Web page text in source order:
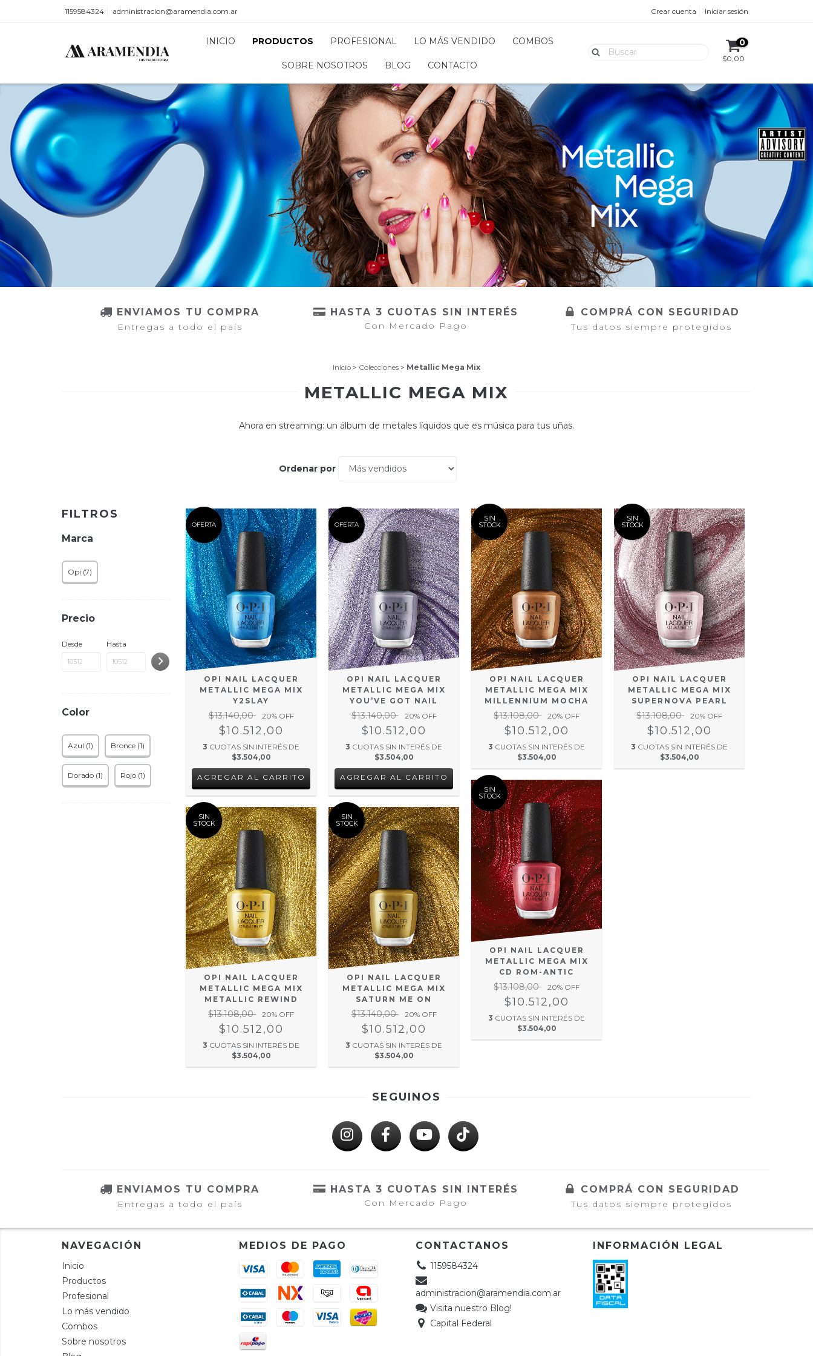
1159584324 administracion@aramendia.com.ar Crear cuenta Iniciar sesión
INICIO PRODUCTOS PROFESIONAL LO MÁS VENDIDO COMBOS
SOBRE NOSOTROS BLOG CONTACTO
0
$0,00
ENVIAMOS TU COMPRA
Entregas a todo el país
HASTA 3 CUOTAS SIN INTERÉS
Con Mercado Pago
COMPRÁ CON SEGURIDAD
Tus datos siempre protegidos
Inicio > Colecciones > Metallic Mega Mix
METALLIC MEGA MIX
Ahora en streaming: un álbum de metales líquidos que es música para tus uñas.
Ordenar por
FILTROS
Marca
Opi (7)
Precio
Desde Hasta
Color
Azul (1) Bronce (1)
Dorado (1) Rojo (1)
OFERTA
OPI NAIL LACQUER
METALLIC MEGA MIX
Y2SLAY
$13.140,00 20% OFF
$10.512,00
3 CUOTAS SIN INTERÉS DE
$3.504,00
OFERTA
OPI NAIL LACQUER
METALLIC MEGA MIX
YOU’VE GOT NAIL
$13.140,00 20% OFF
$10.512,00
3 CUOTAS SIN INTERÉS DE
$3.504,00
SIN
STOCK
OPI NAIL LACQUER
METALLIC MEGA MIX
MILLENNIUM MOCHA
$13.108,00 20% OFF
$10.512,00
3 CUOTAS SIN INTERÉS DE
$3.504,00
SIN
STOCK
OPI NAIL LACQUER
METALLIC MEGA MIX
SUPERNOVA PEARL
$13.108,00 20% OFF
$10.512,00
3 CUOTAS SIN INTERÉS DE
$3.504,00
SIN
STOCK
OPI NAIL LACQUER
METALLIC MEGA MIX
METALLIC REWIND
$13.108,00 20% OFF
$10.512,00
3 CUOTAS SIN INTERÉS DE
$3.504,00
SIN
STOCK
OPI NAIL LACQUER
METALLIC MEGA MIX
SATURN ME ON
$13.140,00 20% OFF
$10.512,00
3 CUOTAS SIN INTERÉS DE
$3.504,00
SIN
STOCK
OPI NAIL LACQUER
METALLIC MEGA MIX
CD ROM-ANTIC
$13.108,00 20% OFF
$10.512,00
3 CUOTAS SIN INTERÉS DE
$3.504,00
SEGUINOS
ENVIAMOS TU COMPRA
Entregas a todo el país
HASTA 3 CUOTAS SIN INTERÉS
Con Mercado Pago
COMPRÁ CON SEGURIDAD
Tus datos siempre protegidos
NAVEGACIÓN
Inicio
Productos
Profesional
Lo más vendido
Combos
Sobre nosotros
MEDIOS DE PAGO CONTACTANOS
1159584324
administracion@aramendia.com.ar
Visita nuestro Blog!
Capital Federal
INFORMACIÓN LEGAL